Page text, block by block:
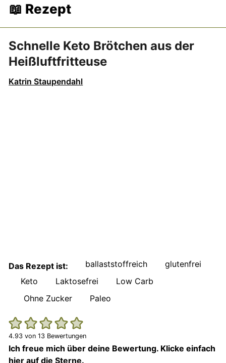
📖 Rezept
Schnelle Keto Brötchen aus der
Heißluftfritteuse
Katrin Staupendahl
Das Rezept ist: ballaststoffreich
glutenfrei
Keto
Laktosefrei
Low Carb
Ohne Zucker
Paleo
4.93 von13 Bewertungen
Ich freue mich über deine Bewertung. Klicke einfach
hier auf die Sterne.